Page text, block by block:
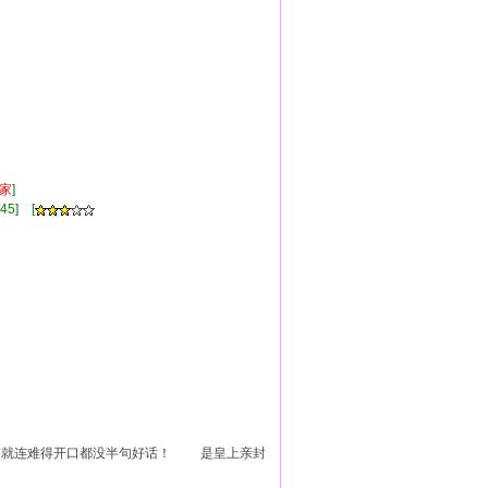
]
[
连难得开口都没半句好话！ 是皇上亲封